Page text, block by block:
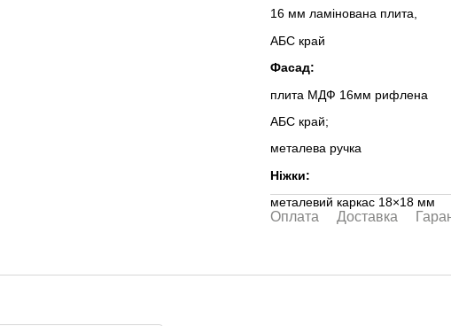
16 мм ламінована плита,
АБС край
Фасад:
плита МДФ 16мм рифлена
АБС край;
металева ручка
Ніжки:
металевий каркас 18×18 мм
Оплата Доставка